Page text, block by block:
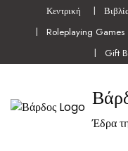
Κεντρική
Roleplaying Games
Gift
Έδρα